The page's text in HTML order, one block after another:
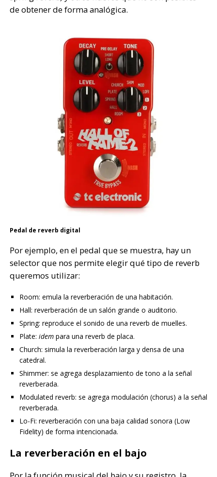
de obtener de forma analógica.
Pedal de reverb digital
Por ejemplo, en el pedal que se muestra, hay un
selector que nos permite elegir qué tipo de reverb
queremos utilizar:
Room: emula la reverberación de una habitación.
Hall: reverberación de un salón grande o auditorio.
Spring: reproduce el sonido de una reverb de muelles.
Plate: idem para una reverb de placa.
Church: simula la reverberación larga y densa de una
catedral.
Shimmer: se agrega desplazamiento de tono a la señal
reverberada.
Modulated reverb: se agrega modulación (chorus) a la señal
reverberada.
Lo-Fi: reverberación con una baja calidad sonora (Low
Fidelity) de forma intencionada.
La reverberación en el bajo